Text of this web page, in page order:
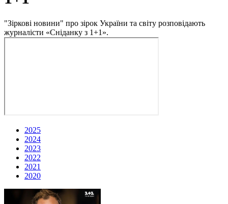
"Зіркові новини" про зірок України та світу розповідають
журналісти «Сніданку з 1+1».
2025
2024
2023
2022
2021
2020